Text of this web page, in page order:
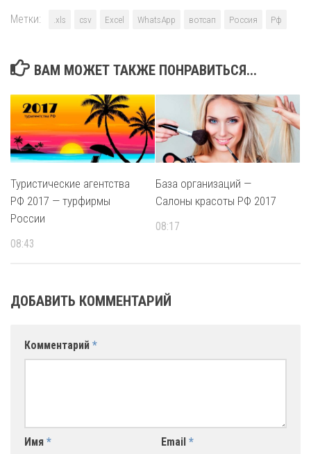
Метки: .xls csv Excel WhatsApp вотсап Россия Рф
ВАМ МОЖЕТ ТАКЖЕ ПОНРАВИТЬСЯ...
Туристические агентства
РФ 2017 — турфирмы
России
08:43
База организаций —
Салоны красоты РФ 2017
08:17
ДОБАВИТЬ КОММЕНТАРИЙ
Комментарий *
Имя * Email *